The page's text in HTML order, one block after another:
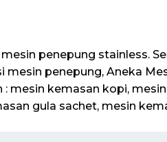
penepung stainless.
penepung, Aneka
: mesin kemasan kopi,
gula sachet, mesin